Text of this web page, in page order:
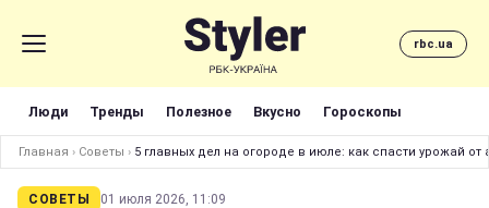
rbc.ua
Люди Тренды Полезное Вкусно Гороскопы
Главная › Советы › 5 главных дел на огороде в июле: как спасти урожай
СОВЕТЫ 01 июля 2026, 11:09